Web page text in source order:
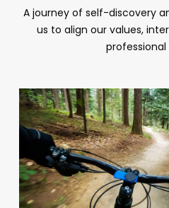
A journey of self-discovery
us to align our values,
professional